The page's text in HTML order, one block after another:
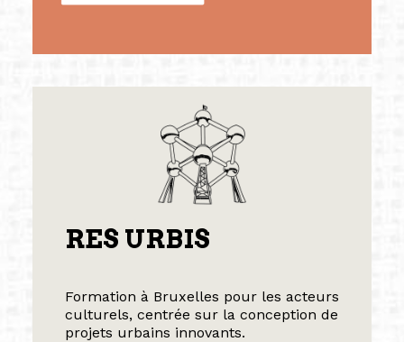
RES URBIS
Formation à Bruxelles pour les acteurs
culturels, centrée sur la conception de
projets urbains innovants.